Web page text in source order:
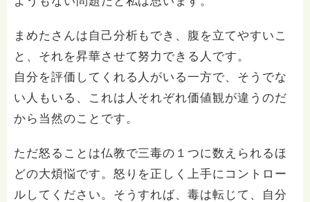
まめたさんは自己分析もでき、腹を立てやすいこ
と、それを昇華させて努力できる人です。
自分を評価してくれる人がいる一方で、そうでな
い人もいる、これは人それぞれ価値観が違うのだ
から当然のことです。
ただ怒ることは仏教で三毒の１つに数えられるほ
どの大煩悩です。怒りを正しく上手にコントロー
ルしてください。そうすれば、毒は転じて、自分